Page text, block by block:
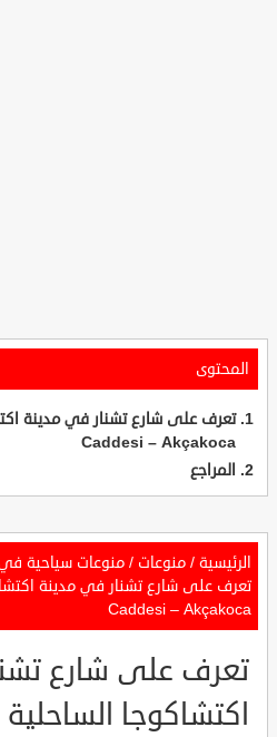
المحتوى
Caddesi – Akçakoca
المراجع
الرئيسية / منوعات / منوعات سياحية في
Caddesi – Akçakoca
تعرف على شارع